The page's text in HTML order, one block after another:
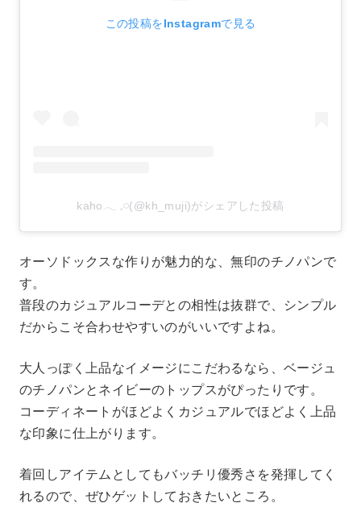
この投稿をInstagramで見る
kaho𓂃 𓈒𓏸(@kh_muji)がシェアした投稿
オーソドックスな作りが魅力的な、無印のチノパンで
す。
普段のカジュアルコーデとの相性は抜群で、シンプル
だからこそ合わせやすいのがいいですよね。
大人っぽく上品なイメージにこだわるなら、ベージュ
のチノパンとネイビーのトップスがぴったりです。
コーディネートがほどよくカジュアルでほどよく上品
な印象に仕上がります。
着回しアイテムとしてもバッチリ優秀さを発揮してく
れるので、ぜひゲットしておきたいところ。